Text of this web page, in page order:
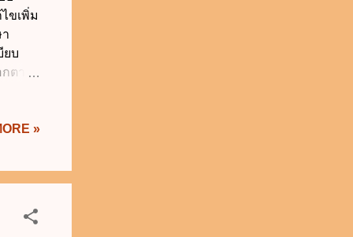
ขเพิ่ม
ยบ
ตาม
ถาน
หน้า
นการ
»